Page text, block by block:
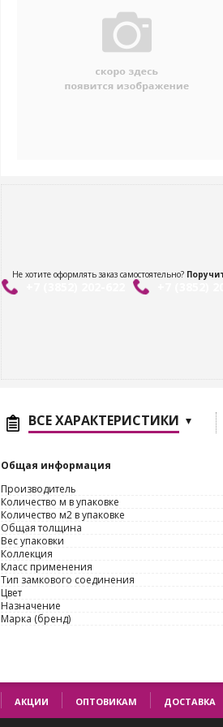
Не хотите оформлять заказ самостоятельно?
ВСЕ ХАРАКТЕРИСТИКИ
Общая информация
Производитель
Количество м в упаковке
Количество м2 в упаковке
Общая толщина
Вес упаковки
Коллекция
Класс применения
Тип замкового соединения
Цвет
Назначение
Марка (бренд)
АКЦИИ ОПТОВИКАМ ДОСТАВКА